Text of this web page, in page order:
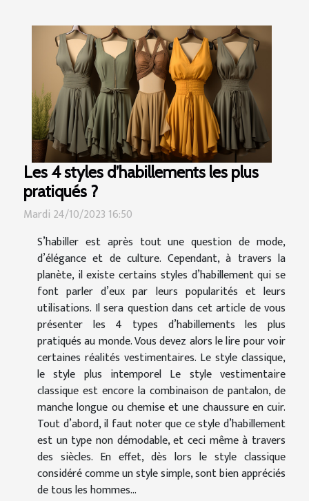
Les 4 styles d’habillements les plus
pratiqués ?
Mardi 24/10/2023 16:50
S’habiller est après tout une question de mode,
d’élégance et de culture. Cependant, à travers la
planète, il existe certains styles d’habillement qui se
font parler d’eux par leurs popularités et leurs
utilisations. Il sera question dans cet article de vous
présenter les 4 types d’habillements les plus
pratiqués au monde. Vous devez alors le lire pour voir
certaines réalités vestimentaires. Le style classique,
le style plus intemporel Le style vestimentaire
classique est encore la combinaison de pantalon, de
manche longue ou chemise et une chaussure en cuir.
Tout d’abord, il faut noter que ce style d’habillement
est un type non démodable, et ceci même à travers
des siècles. En effet, dès lors le style classique
considéré comme un style simple, sont bien appréciés
de tous les hommes...